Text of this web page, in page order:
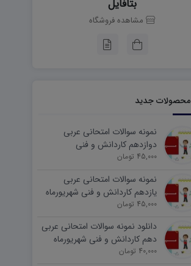
بتافایل
مشاهده فروشگاه
محصولات جدید
نمونه سوالات امتحانی عربی
دوازدهم کاردانش و فنی
شهریورماه ۱۴۰۵ word
45,000 تومان
نمونه سوالات امتحانی عربی
یازدهم کاردانش و فنی شهریورماه
۱۴۰۵ word
45,000 تومان
دانلود نمونه سوالات امتحانی عربی
دهم کاردانش و فنی شهریورماه
۱۴۰۵ word
40,000 تومان